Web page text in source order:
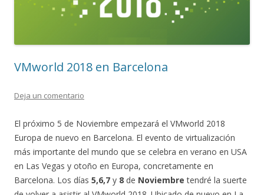
VMworld 2018 en Barcelona
Deja un comentario
El próximo 5 de Noviembre empezará el VMworld 2018
Europa de nuevo en Barcelona. El evento de virtualización
más importante del mundo que se celebra en verano en USA
en Las Vegas y otoño en Europa, concretamente en
Barcelona. Los días 5,6,7 y 8 de Noviembre tendré la suerte